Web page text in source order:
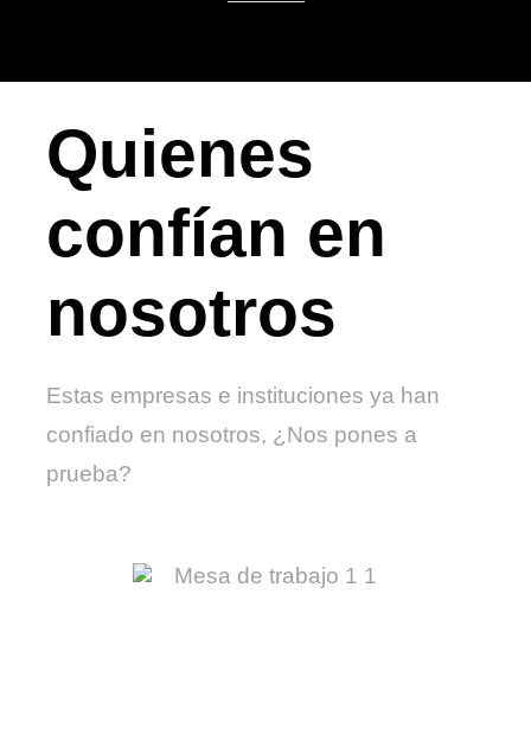
Quienes
confían en
nosotros
Estas empresas e instituciones ya han
confiado en nosotros, ¿Nos pones a
prueba?